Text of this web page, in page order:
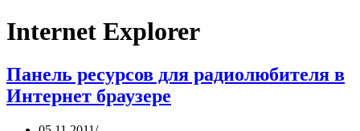
Internet Explorer
Панель ресурсов для радиолюбителя в
Интернет браузере